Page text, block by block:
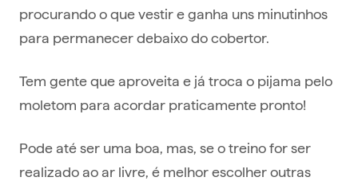
procurando o que vestir e ganha uns minutinhos
para permanecer debaixo do cobertor.
Tem gente que aproveita e já troca o pijama pelo
moletom para acordar praticamente pronto!
Pode até ser uma boa, mas, se o treino for ser
realizado ao ar livre, é melhor escolher outras